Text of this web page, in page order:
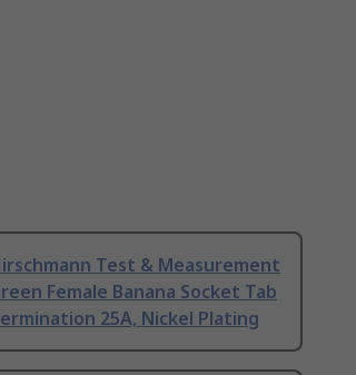
Test & Measurement
Female Banana Socket Tab
25A, Nickel Plating